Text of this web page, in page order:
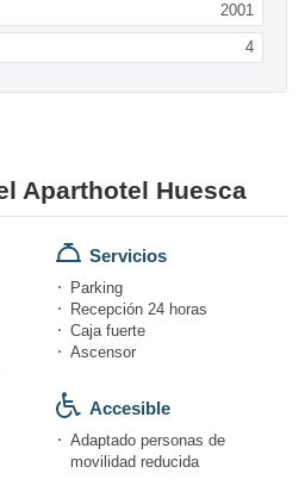
2001
4
Aparthotel Huesca
Servicios
Parking
Recepción 24 horas
Caja fuerte
Ascensor
Accesible
Adaptado personas de
movilidad reducida